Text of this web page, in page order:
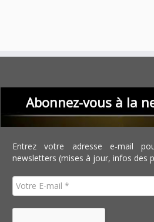
Abonnez-vous à la
Entrez votre adresse e-mail
newsletters (mises à jour, infos des